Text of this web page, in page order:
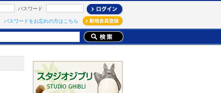
パスワード
パスワードをお忘れの方はこちら